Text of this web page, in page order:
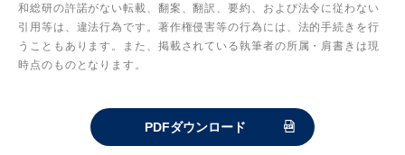
和総研の許諾がない転載、翻案、翻訳、要約、および法令に従わない
引用等は、違法行為です。著作権侵害等の行為には、法的手続きを行
うこともあります。また、掲載されている執筆者の所属・肩書きは現
時点のものとなります。
PDFダウンロード